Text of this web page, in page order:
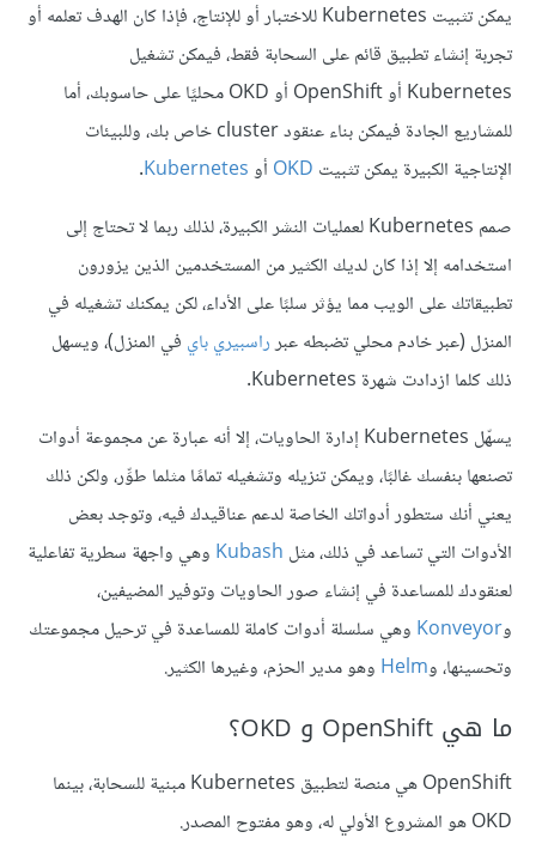
يمكن تثبيت Kubernetes للاختبار أو للإنتاج، فإذا كان الهدف تعلمه أو
تجربة إنشاء تطبيق قائم على السحابة فقط، فيمكن تشغيل
Kubernetes أو OpenShift أو OKD محليًا على حاسوبك، أما
للمشاريع الجادة فيمكن بناء عنقود cluster خاص بك، وللبيئات
الإنتاجية الكبيرة يمكن تثبيت OKD أوKubernetes
.
صمم Kubernetes لعمليات النشر الكبيرة، لذلك ربما لا تحتاج إلى
استخدامه إلا إذا كان لديك الكثير من المستخدمين الذين يزورون
تطبيقاتك على الويب مما يؤثر سلبًا على الأداء، لكن يمكنك تشغيله في
المنزل (عبر خادم محلي تضبطه عبرراسبيري باي في المنزل)، ويسهل
ذلك كلما ازدادت شهرة Kubernetes.
يسهّل Kubernetes إدارة الحاويات، إلا أنه عبارة عن مجموعة أدوات
تصنعها بنفسك غالبًا، ويمكن تنزيله وتشغيله تمامًا مثلما طوِّر، ولكن ذلك
يعني أنك ستطور أدواتك الخاصة لدعم عناقيدك فيه، وتوجد بعض
الأدوات التي تساعد في ذلك، مثل Kubash وهي واجهة سطرية تفاعلية
لعنقودك للمساعدة في إنشاء صور الحاويات وتوفير المضيفين،
وKonveyor وهي سلسلة أدوات كاملة للمساعدة في ترحيل مجموعتك
وتحسينها، وHelm وهو مدير الحزم، وغيرها الكثير.
ما هي OpenShift و OKD؟
OpenShift هي منصة لتطبيق Kubernetes مبنية للسحابة، بينما
OKD هو المشروع الأولي له، وهو مفتوح المصدر.